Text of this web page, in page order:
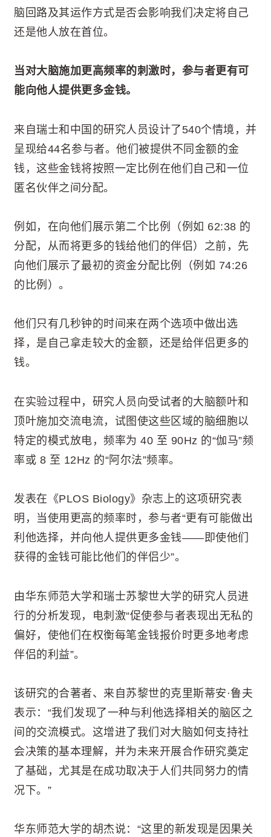
脑回路及其运作方式是否会影响我们决定将自己
还是他人放在首位。
当对大脑施加更高频率的刺激时，参与者更有可
能向他人提供更多金钱。
来自瑞士和中国的研究人员设计了540个情境，并
呈现给44名参与者。他们被提供不同金额的金
钱，这些金钱将按照一定比例在他们自己和一位
匿名伙伴之间分配。
例如，在向他们展示第二个比例（例如 62:38 的
分配，从而将更多的钱给他们的伴侣）之前，先
向他们展示了最初的资金分配比例（例如 74:26
的比例）。
他们只有几秒钟的时间来在两个选项中做出选
择，是自己拿走较大的金额，还是给伴侣更多的
钱。
在实验过程中，研究人员向受试者的大脑额叶和
顶叶施加交流电流，试图使这些区域的脑细胞以
特定的模式放电，频率为 40 至 90Hz 的“伽马”频
率或 8 至 12Hz 的“阿尔法”频率。
发表在《PLOS Biology》杂志上的这项研究表
明，当使用更高的频率时，参与者“更有可能做出
利他选择，并向他人提供更多金钱——即使他们
获得的金钱可能比他们的伴侣少”。
由华东师范大学和瑞士苏黎世大学的研究人员进
行的分析发现，电刺激“促使参与者表现出无私的
偏好，使他们在权衡每笔金钱报价时更多地考虑
伴侣的利益”。
该研究的合著者、来自苏黎世的克里斯蒂安·鲁夫
表示：“我们发现了一种与利他选择相关的脑区之
间的交流模式。这增进了我们对大脑如何支持社
会决策的基本理解，并为未来开展合作研究奠定
了基础，尤其是在成功取决于人们共同努力的情
况下。”
华东师范大学的胡杰说：“这里的新发现是因果关